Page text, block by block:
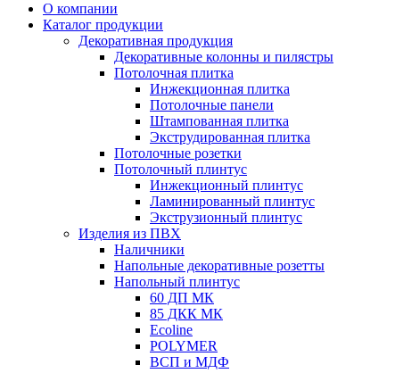
О компании
Каталог продукции
Декоративная продукция
Декоративные колонны и пилястры
Потолочная плитка
Инжекционная плитка
Потолочные панели
Штампованная плитка
Экструдированная плитка
Потолочные розетки
Потолочный плинтус
Инжекционный плинтус
Ламинированный плинтус
Экструзионный плинтус
Изделия из ПВХ
Наличники
Напольные декоративные розетты
Напольный плинтус
60 ДП МК
85 ДКК МК
Ecoline
POLYMER
ВСП и МДФ